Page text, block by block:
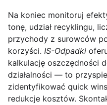
Na koniec monitoruj
tonę, udział recyklingu,
przychody z surowców
korzyści. IS-Odpadki
kalkulację oszczędności
działalności — to
zidentyfikować quick
redukcje kosztów.